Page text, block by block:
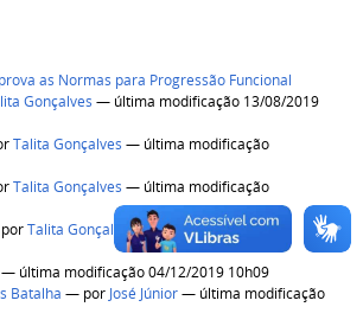
as Normas para Progressão Funcional
Gonçalves — última modificação 13/08/2019
Talita Gonçalves — última modificação
Talita Gonçalves — última modificação
porTalita Gonçalves— última modificação
— última modificação 04/12/2019 10h09
Batalha — por José Júnior— última modificação